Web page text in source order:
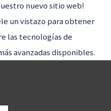
nuevo sitio web!
un vistazo para obtener
las tecnologías de
avanzadas disponibles.